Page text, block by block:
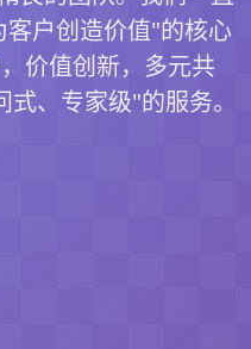
户创造价值"的核心
价值创新，多元共
、专家级"的服务。